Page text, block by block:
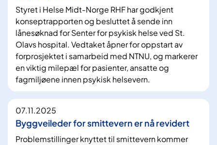
Styret i Helse Midt-Norge RHF har godkjent
konseptrapporten og besluttet å sende inn
lånesøknad for Senter for psykisk helse ved St.
Olavs hospital. Vedtaket åpner for oppstart av
forprosjektet i samarbeid med NTNU, og markerer
en viktig milepæl for pasienter, ansatte og
fagmiljøene innen psykisk helsevern.
07.11.2025
Byggveileder for smittevern er nå revidert
Problemstillinger knyttet til smittevern kommer